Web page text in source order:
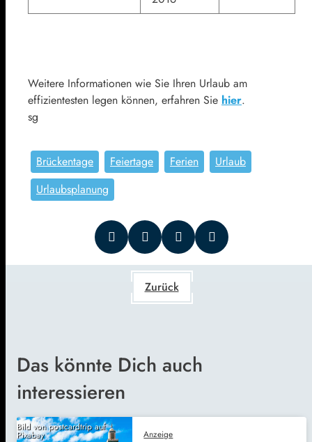
Weitere Informationen wie Sie Ihren Urlaub am
effizientesten legen können, erfahren Sie hier.
sg
Brückentage Feiertage Ferien
Urlaub
Urlaubsplanung
Zurück
Das könnte Dich auch
interessieren
Bild von postcardtrip auf
Pixabay Anzeige